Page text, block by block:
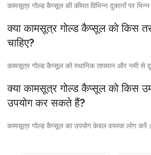
कामसूत्र गोल्ड कैप्सूल की कीमत विभिन्न दुकानों पर
क्या कामसूत्र गोल्ड कैप्सूल को किस
चाहिए?
कामसूत्र गोल्ड कैप्सूल को स्थानिक तापमान और नमी से
क्या कामसूत्र गोल्ड कैप्सूल को किस
उपयोग कर सकते हैं?
कामसूत्र गोल्ड कैप्सूल का उपयोग केवल वयस्क लोग करें।